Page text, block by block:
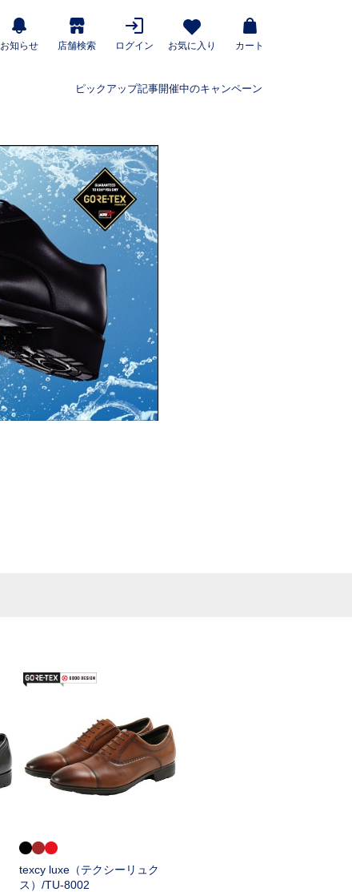
お知らせ 店舗検索 ログイン お気に入り カート
ピックアップ記事開催中のキャンペーン
texcy luxe（テクシーリュク
ス）/TU-8002